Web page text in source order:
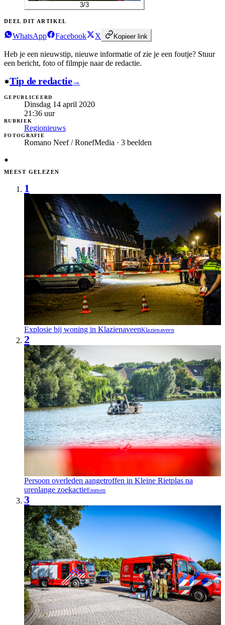
3/3
DEEL DIT ARTIKEL
WhatsApp Facebook X Kopieer link
Heb je een nieuwstip, nieuwe informatie of zie je een foutje? Stuur
een bericht, foto of filmpje naar de redactie.
Tip de redactie→
GEPUBLICEERD
Dinsdag 14 april 2020
21:36 uur
RUBRIEK
Regionieuws
FOTOGRAFIE
Romano Neef / RonefMedia · 3 beelden
MEEST GELEZEN
1
Explosie bij woning in KlazienaveenKlazienaveen
2
Persoon overleden aangetroffen in Kleine Rietplas na
urenlange zoekactieEmmen
3